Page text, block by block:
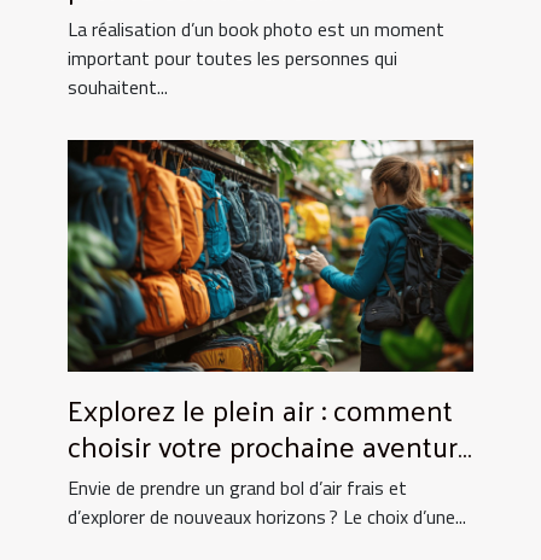
UtopikPhoto !
La réalisation d’un book photo est un moment
important pour toutes les personnes qui
souhaitent...
Explorez le plein air : comment
choisir votre prochaine aventure
nature ?
Envie de prendre un grand bol d’air frais et
d’explorer de nouveaux horizons ? Le choix d’une...